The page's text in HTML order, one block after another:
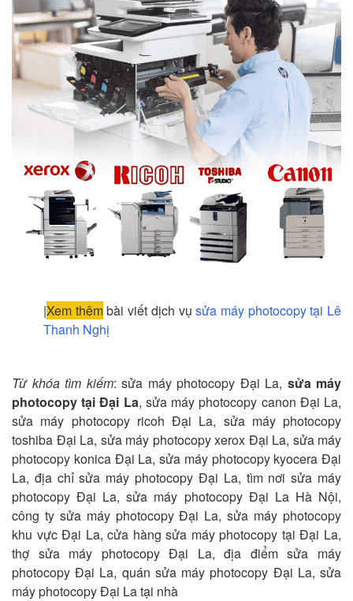
|Xem thêmbài viết dịch vụsửa máy photocopy tại Lê
Thanh Nghị
Từ khóa tìm kiếm: sửa máy photocopy Đại La, sửa máy
photocopy tại Đại La, sửa máy photocopy canon Đại La,
sửa máy photocopy ricoh Đại La, sửa máy photocopy
toshiba Đại La, sửa máy photocopy xerox Đại La, sửa máy
photocopy konica Đại La, sửa máy photocopy kyocera Đại
La, địa chỉ sửa máy photocopy Đại La, tìm nơi sửa máy
photocopy Đại La, sửa máy photocopy Đại La Hà Nội,
công ty sửa máy photocopy Đại La, sửa máy photocopy
khu vực Đại La, cửa hàng sửa máy photocopy tại Đại La,
thợ sửa máy photocopy Đại La, địa điểm sửa máy
photocopy Đại La, quán sửa máy photocopy Đại La, sửa
máy photocopy Đại La tại nhà